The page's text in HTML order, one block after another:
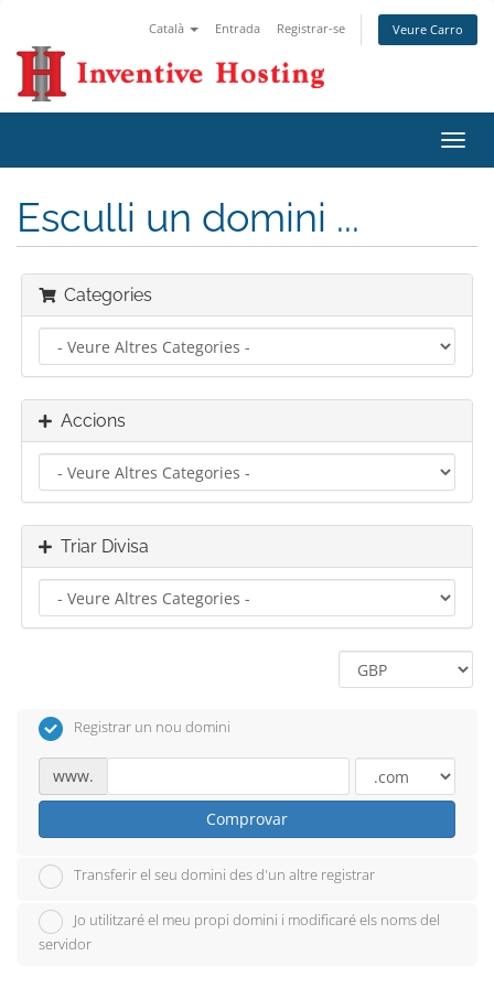
Català Entrada Registrar-se Veure Carro
la
Esculli un domini ...
Categories
Accions
Triar Divisa
Registrar un nou domini
www.
Comprovar
Transferir el seu domini des d'un altre registrar
Jo utilitzaré el meu propi domini i modificaré els noms del
servidor